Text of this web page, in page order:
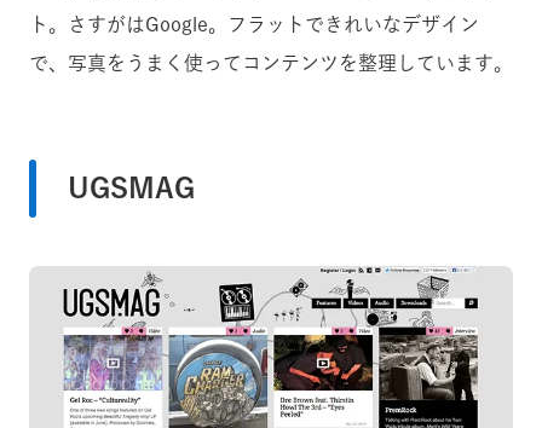
ト。さすがはGoogle。フラットできれいなデザイン
で、写真をうまく使ってコンテンツを整理しています。
UGSMAG